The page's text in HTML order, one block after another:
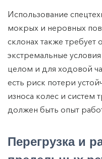
Использование
мокрых и неровных
склонах также требует
экстремальные
целом и для ходовой
есть риск потери
износа колес и систем
должен быть опыт
Перегрузка и